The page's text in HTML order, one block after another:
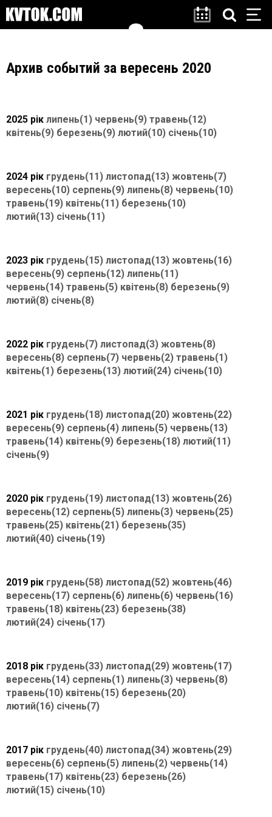
Архив событий за вересень 2020
2025 рік липень(1) червень(9) травень(12)
квітень(9) березень(9) лютий(10) січень(10)
2024 рік грудень(11) листопад(13) жовтень(7)
вересень(10) серпень(9) липень(8) червень(10)
травень(19) квітень(11) березень(10)
лютий(13) січень(11)
2023 рік грудень(15) листопад(13) жовтень(16)
вересень(9) серпень(12) липень(11)
червень(14) травень(5) квітень(8) березень(9)
лютий(8) січень(8)
2022 рік грудень(7) листопад(3) жовтень(8)
вересень(8) серпень(7) червень(2) травень(1)
квітень(1) березень(13) лютий(24) січень(10)
2021 рік грудень(18) листопад(20) жовтень(22)
вересень(9) серпень(4) липень(5) червень(13)
травень(14) квітень(9) березень(18) лютий(11)
січень(9)
2020 рік грудень(19) листопад(13) жовтень(26)
вересень(12) серпень(5) липень(3) червень(25)
травень(25) квітень(21) березень(35)
лютий(40) січень(19)
2019 рік грудень(58) листопад(52) жовтень(46)
вересень(17) серпень(6) липень(6) червень(16)
травень(18) квітень(23) березень(38)
лютий(24) січень(17)
2018 рік грудень(33) листопад(29) жовтень(17)
вересень(14) серпень(1) липень(3) червень(8)
травень(10) квітень(15) березень(20)
лютий(16) січень(7)
2017 рік грудень(40) листопад(34) жовтень(29)
вересень(6) серпень(5) липень(2) червень(14)
травень(17) квітень(23) березень(26)
лютий(15) січень(10)